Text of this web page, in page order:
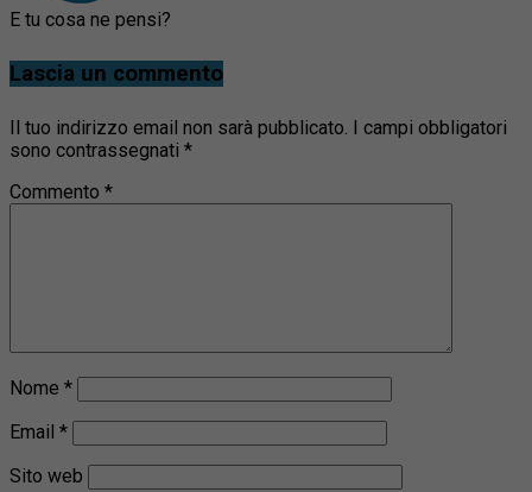
E tu cosa ne pensi?
Lascia un commento
Il tuo indirizzo email non sarà pubblicato. I campi obbligatori
sono contrassegnati *
Commento *
Nome *
Email *
Sito web